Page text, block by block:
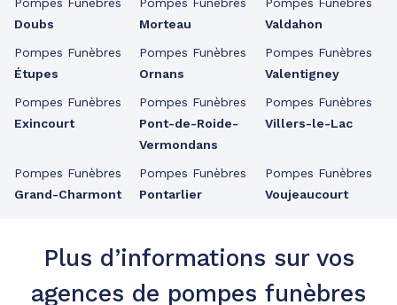
Doubs
Pompes Funèbres
Étupes
Pompes Funèbres
Exincourt
Pompes Funèbres
Grand-Charmont
Morteau
Pompes Funèbres
Ornans
Pompes Funèbres
Pont-de-Roide-
Vermondans
Pompes Funèbres
Pontarlier
Valdahon
Pompes Funèbres
Valentigney
Pompes Funèbres
Villers-le-Lac
Pompes Funèbres
Voujeaucourt
Plus d’informations sur vos
agences de pompes funèbres